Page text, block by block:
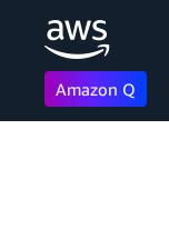
Amazon Q